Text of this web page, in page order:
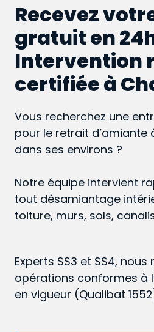
Recevez
gratuit en
Intervention
certifiée à
Vous recherchez une
pour le retrait d’amiante
dans ses environs ?
Notre équipe intervient
tout désamiantage
toiture, murs, sols,
Experts SS3 et SS4,
opérations conformes à
en vigueur (Qualibat